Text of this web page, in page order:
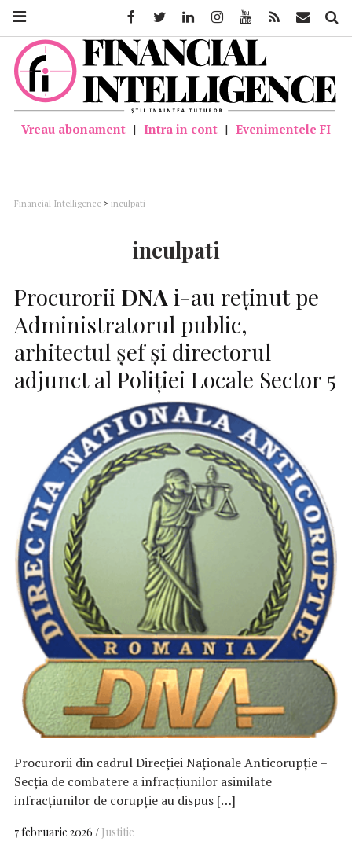
Vreau abonament | Intra in cont | Evenimentele FI
Financial Intelligence > inculpati
inculpati
Procurorii DNA i-au reţinut pe
Administratorul public,
arhitectul șef și directorul
adjunct al Poliției Locale Sector 5
Procurorii din cadrul Direcției Naționale Anticorupție –
Secția de combatere a infracțiunilor asimilate
infracțiunilor de corupție au dispus […]
7 februarie 2026 Justitie
FacebookTwitter LinkedinInstagramYoutube Feed Mail